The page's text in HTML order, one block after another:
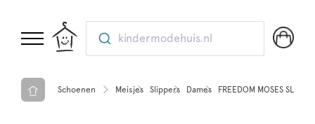
kindermodehuis.nl
Schoenen Meisjes Slippers Dames FREEDOM MOSES